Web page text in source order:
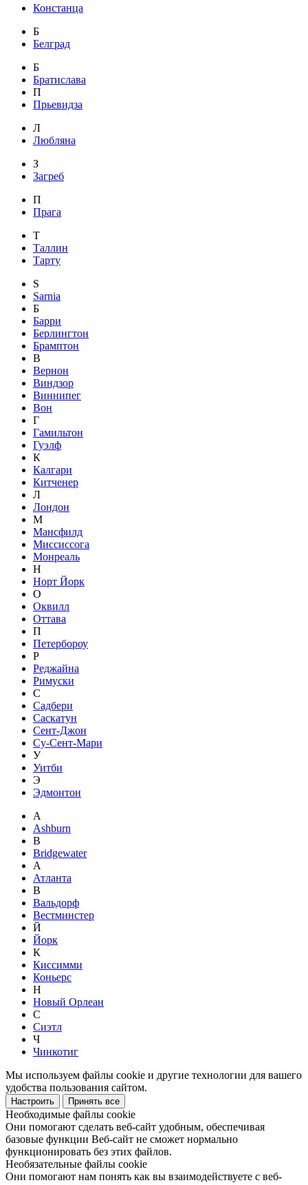
Констанца
Б
Белград
Б
Братислава
П
Прьевидза
Л
Любляна
З
Загреб
П
Прага
Т
Таллин
Тарту
S
Sarnia
Б
Барри
Берлингтон
Брамптон
В
Вернон
Виндзор
Виннипег
Вон
Г
Гамильтон
Гуэлф
К
Калгари
Китченер
Л
Лондон
М
Мансфилд
Миссиссога
Монреаль
Н
Норт Йорк
О
Оквилл
Оттава
П
Петербороу
Р
Реджайна
Римуски
С
Садбери
Саскатун
Сент-Джон
Су-Сент-Мари
У
Уитби
Э
Эдмонтон
A
Ashburn
B
Bridgewater
А
Атланта
В
Вальдорф
Вестминстер
Й
Йорк
К
Киссимми
Коньерс
Н
Новый Орлеан
С
Сиэтл
Ч
Чинкотиг
Мы используем файлы cookie и другие технологии для вашего
удобства пользования сайтом.
Настроить Принять все
Необходимые файлы cookie
Они помогают сделать веб-сайт удобным, обеспечивая
базовые функции Веб-сайт не сможет нормально
функционировать без этих файлов.
Необязательные файлы cookie
Они помогают нам понять как вы взаимодействуете с веб-